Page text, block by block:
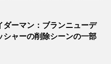
ダーマン：ブランニューデ
シャーの削除シーンの一部